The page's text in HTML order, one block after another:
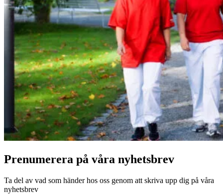
Prenumerera på våra nyhetsbrev
Ta del av vad som händer hos oss genom att skriva upp dig på våra
nyhetsbrev